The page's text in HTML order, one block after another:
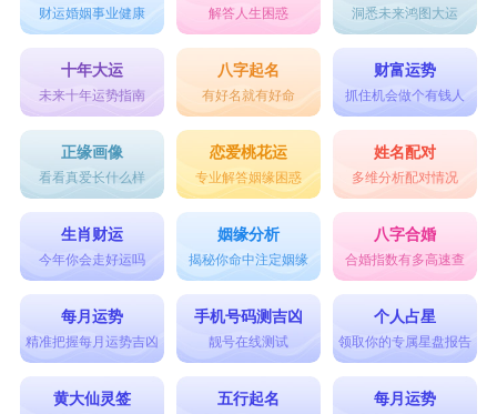
【杨梓睿】— 寓意树木的茂盛与智慧，象征着生
【杨宇航】— 寓意飞向宇宙，象征着追求广阔与
冒险。
【杨乐天】— 寓意快乐与乐观，象征着积极向上
【杨昕蕾】— 寓意晨曦中的花蕾，象征着美好与
希望。
【杨雨菲】— 寓意细雨轻飘，象征着温柔与灵
动。
【杨博涛】— 寓意博大如海，波涛壮阔，象征着
财运婚姻事业健康 解答人生困惑 洞悉未来鸿图大运
十年大运
未来十年运势指南
八字起名
有好名就有好命
财富运势
抓住机会做个有钱人
正缘画像
看看真爱长什么样
恋爱桃花运
专业解答姻缘困惑
姓名配对
多维分析配对情况
生肖财运
今年你会走好运吗
姻缘分析
揭秘你命中注定姻缘
八字合婚
合婚指数有多高速查
每月运势
精准把握每月运势吉凶
手机号码测吉凶
靓号在线测试
个人占星
领取你的专属星盘报告
黄大仙灵签 五行起名 每月运势